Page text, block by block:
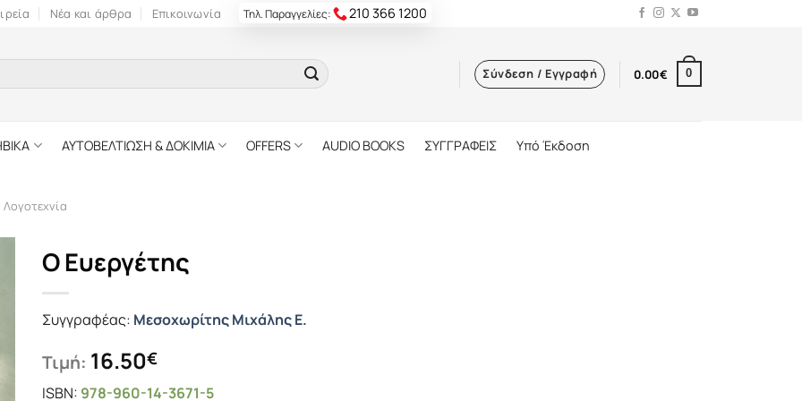
Νέα και άρθρα Επικοινωνία Τηλ. Παραγγελίες: 210 366 1200
Σύνδεση / Εγγραφή 0.00€ 0
ΑΥΤΟΒΕΛΤΙΩΣΗ & ΔΟΚΙΜΙΑ OFFERS AUDIO BOOKS ΣΥΓΓΡΑΦΕΙΣ Υπό Έκδοση
Λογοτεχνία
Ο Ευεργέτης
Συγγραφέας: Μεσοχωρίτης Μιχάλης Ε.
Τιμή: 16.50€
ISBN: 978-960-14-3671-5